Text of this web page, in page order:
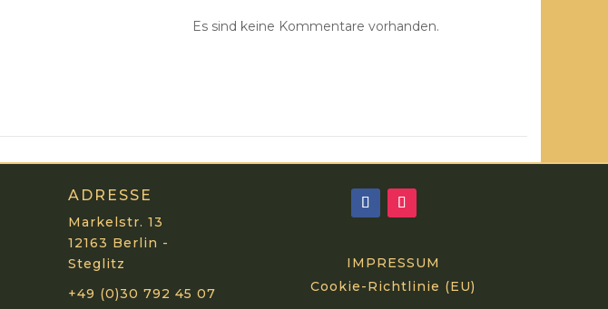
Es sind keine Kommentare vorhanden.
ADRESSE
Markelstr. 13
12163 Berlin -
Steglitz
+49 (0)30 792 45 07
IMPRESSUM
Cookie-Richtlinie (EU)